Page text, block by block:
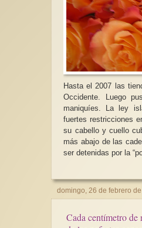
Hasta el 2007 las
Occidente. Luego
maniquíes. La ley islámica impone a las mujeres iraníes
fuertes restricciones
su cabello y cuello
más abajo de las
ser detenidas por la
domingo, 26 de febrero
Cada centímetro de